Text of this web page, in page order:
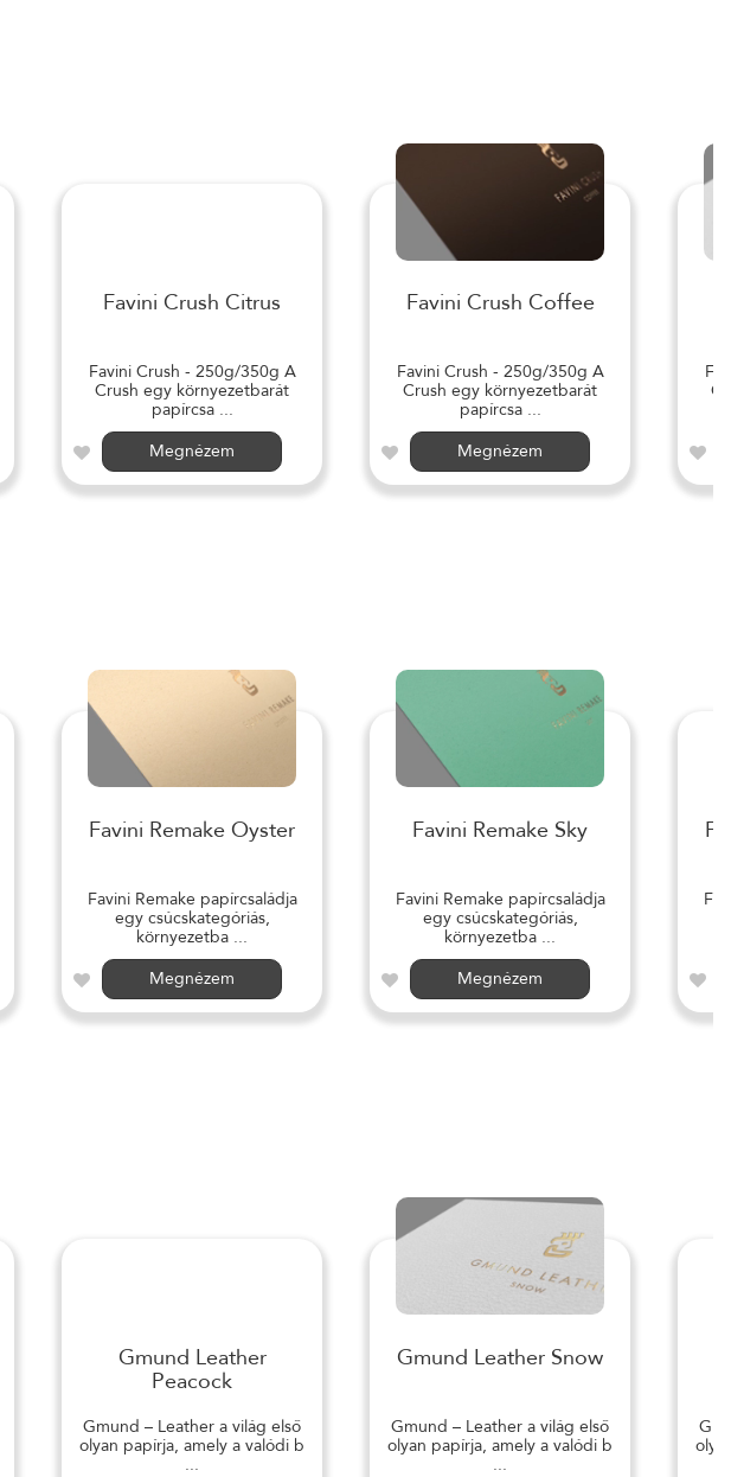
Favini Crush Citrus
Favini Crush - 250g/350g A
Crush egy környezetbarát
papírcsa ...
Megnézem
Favini Crush Coffee
Favini Crush - 250g/350g A
Crush egy környezetbarát
papírcsa ...
Megnézem
Favini Remake Oyster
Favini Remake papírcsaládja
egy csúcskategóriás,
környezetba ...
Megnézem
Favini Remake Sky
Favini Remake papírcsaládja
egy csúcskategóriás,
környezetba ...
Megnézem
Gmund Leather
Peacock
Gmund – Leather a világ első
olyan papírja, amely a valódi b
...
Gmund Leather Snow
Gmund – Leather a világ első
olyan papírja, amely a valódi b
...